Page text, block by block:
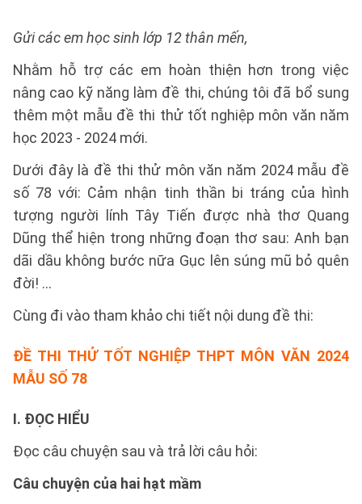
Gửi các em học sinh lớp 12 thân mến,
Nhằm hỗ trợ các em hoàn thiện hơn trong việc
nâng cao kỹ năng làm đề thi, chúng tôi đã bổ sung
thêm một mẫu đề thi thử tốt nghiệp môn văn năm
học 2023 - 2024 mới.
Dưới đây là đề thi thử môn văn năm 2024 mẫu đề
số 78 với: Cảm nhận tinh thần bi tráng của hình
tượng người lính Tây Tiến được nhà thơ Quang
Dũng thể hiện trong những đoạn thơ sau: Anh bạn
dãi dầu không bước nữa Gục lên súng mũ bỏ quên
đời! ...
Cùng đi vào tham khảo chi tiết nội dung đề thi:
ĐỀ THI THỬ TỐT NGHIỆP THPT MÔN VĂN 2024
MẪU SỐ 78
I. ĐỌC HIỂU
Đọc câu chuyện sau và trả lời câu hỏi:
Câu chuyện của hai hạt mầm